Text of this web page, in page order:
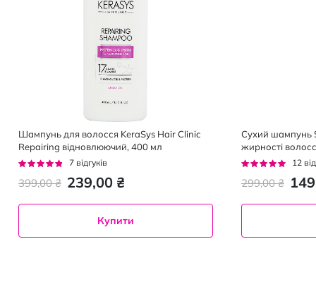
Шампунь для волосся KeraSys Hair Clinic
Repairing відновлюючий, 400 мл
Рейтинг:
7 відгуків
239,00 ₴
399,00 ₴
Купити
Сухий шампунь
жирності
Рейтинг:
12
299,00 ₴